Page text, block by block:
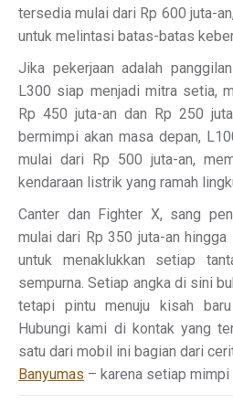
tersedia mulai dari Rp 600 juta-
untuk melintasi batas-batas
Jika pekerjaan adalah
L300 siap menjadi mitra setia,
Rp 450 juta-an dan Rp 250
bermimpi akan masa depan,
mulai dari Rp 500 juta-an,
kendaraan listrik yang ramah
Canter dan Fighter X, sang
mulai dari Rp 350 juta-an hingga
untuk menaklukkan setiap
sempurna. Setiap angka di sini
tetapi pintu menuju kisah
Hubungi kami di kontak yang
satu dari mobil ini bagian dari
Banyumas – karena setiap mimpi